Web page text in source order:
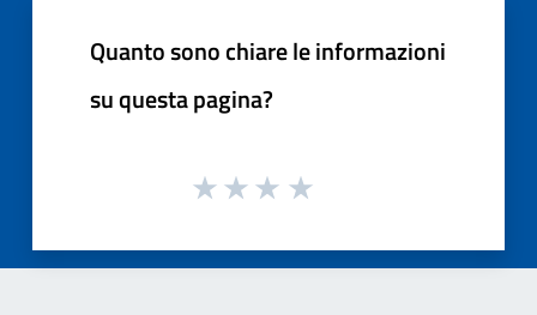
Quanto sono chiare le informazioni
su questa pagina?